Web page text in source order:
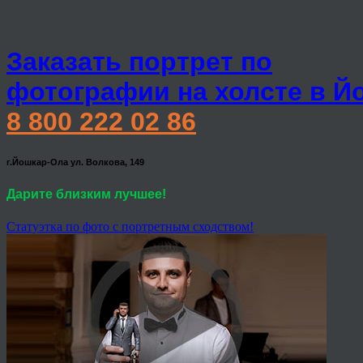
Заказать портрет по
фотографии на холсте в
8 800 222 02 86
г.Йошкар-Ола ул. Волкова, 149
Дарите близким лучшее!
Статуэтка по фото с портретным сходством!